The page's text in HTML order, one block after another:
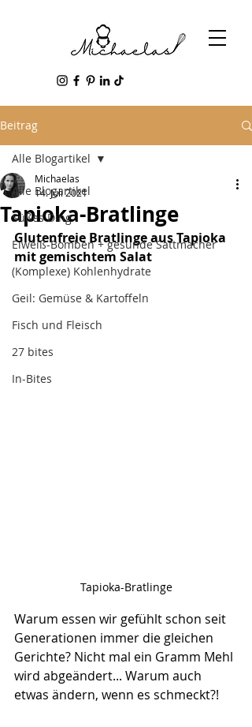
Beitrag
Alle Blogartikel
Süßes Ding
Eiweiß-Bomben + gesunde Sattmacher
(Komplexe) Kohlenhydrate
Geil: Gemüse & Kartoffeln
Fisch und Fleisch
27 bites
In-Bites
Alle Blogartikel
Tapioka-Bratlinge
Michaelas
14. Juli 2021
Glutenfreie Bratlinge aus Tapioka
mit gemischtem Salat
Tapioka-Bratlinge
Warum essen wir gefühlt schon seit
Generationen immer die gleichen
Gerichte? Nicht mal ein Gramm Mehl
wird abgeändert... Warum auch
etwas ändern, wenn es schmeckt?!